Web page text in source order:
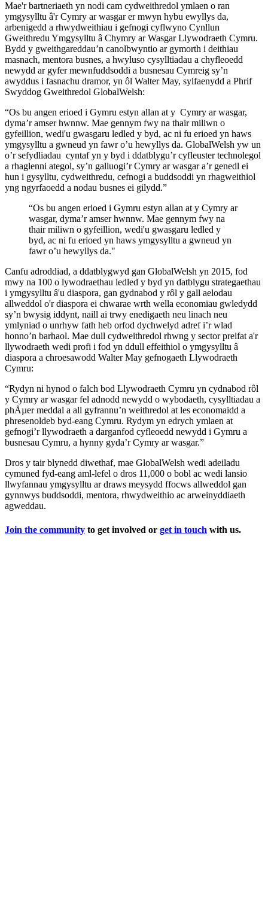
Mae'r bartneriaeth yn nodi cam cydweithredol ymlaen o ran
ymgysylltu â'r Cymry ar wasgar er mwyn hybu ewyllys da,
arbenigedd a rhwydweithiau i gefnogi cyflwyno Cynllun
Gweithredu Ymgysylltu â Chymry ar Wasgar Llywodraeth Cymru.
Bydd y gweithgareddau’n canolbwyntio ar gymorth i deithiau
masnach, mentora busnes, a hwyluso cysylltiadau a chyfleoedd
newydd ar gyfer mewnfuddsoddi a busnesau Cymreig sy’n
awyddus i fasnachu dramor, yn ôl Walter May, sylfaenydd a Phrif
Swyddog Gweithredol GlobalWelsh:
“Os bu angen erioed i Gymru estyn allan at y Cymry ar wasgar,
dyma’r amser hwnnw. Mae gennym fwy na thair miliwn o
gyfeillion, wedi'u gwasgaru ledled y byd, ac ni fu erioed yn haws
ymgysylltu a gwneud yn fawr o’u hewyllys da. GlobalWelsh yw un
o’r sefydliadau cyntaf yn y byd i ddatblygu’r cyfleuster technolegol
a rhaglenni ategol, sy’n galluogi’r Cymry ar wasgar a’r genedl ei
hun i gysylltu, cydweithredu, cefnogi a buddsoddi yn rhagweithiol
yng ngyrfaoedd a nodau busnes ei gilydd.”
“Os bu angen erioed i Gymru estyn allan at y Cymry ar
wasgar, dyma’r amser hwnnw. Mae gennym fwy na
thair miliwn o gyfeillion, wedi'u gwasgaru ledled y
byd, ac ni fu erioed yn haws ymgysylltu a gwneud yn
fawr o’u hewyllys da."
Canfu adroddiad, a ddatblygwyd gan GlobalWelsh yn 2015, fod
mwy na 100 o lywodraethau ledled y byd yn datblygu strategaethau
i ymgysylltu â'u diaspora, gan gydnabod y rôl y gall aelodau
allweddol o'r diaspora ei chwarae wrth wella economïau gwledydd
sy’n bwysig iddynt, naill ai trwy enedigaeth neu linach neu
ymlyniad o unrhyw fath heb orfod dychwelyd adref i’r wlad
honno’n barhaol. Mae dull cydweithredol rhwng y sector preifat a'r
llywodraeth wedi profi i fod yn ddull effeithiol o ymgysylltu â
diaspora a chroesawodd Walter May gefnogaeth Llywodraeth
Cymru:
“Rydyn ni hynod o falch bod Llywodraeth Cymru yn cydnabod rôl
y Cymry ar wasgar fel adnodd newydd o wybodaeth, cysylltiadau a
phÅµer meddal a all gyfrannu’n weithredol at les economaidd a
phresenoldeb byd-eang Cymru. Rydym yn edrych ymlaen at
gefnogi’r llywodraeth a darganfod cyfleoedd newydd i Gymru a
busnesau Cymru, a hynny gyda’r Cymry ar wasgar.”
Dros y tair blynedd diwethaf, mae GlobalWelsh wedi adeiladu
cymuned fyd-eang aml-lefel o dros 11,000 o bobl ac wedi lansio
llwyfannau ymgysylltu ar draws meysydd ffocws allweddol gan
gynnwys buddsoddi, mentora, rhwydweithio ac arweinyddiaeth
agweddau.
Join the community to get involved or get in touch with us.